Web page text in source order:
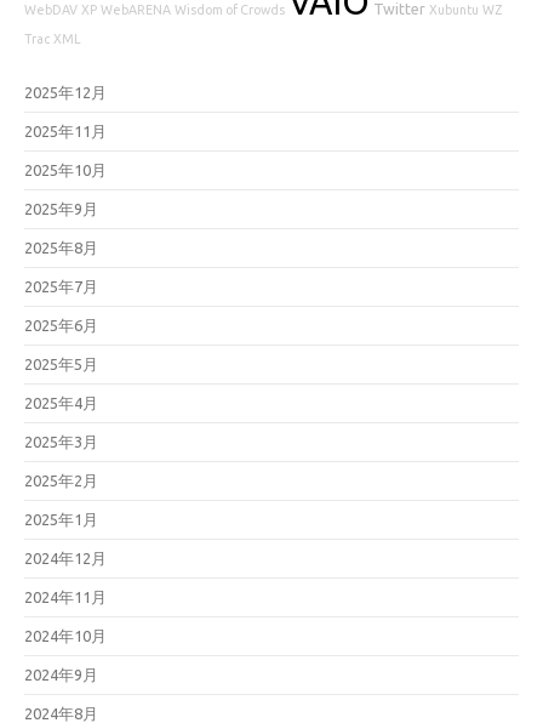
WebDAV XP WebARENA Wisdom of Crowds Twitter Xubuntu WZ
Trac XML
2025年12月
2025年11月
2025年10月
2025年9月
2025年8月
2025年7月
2025年6月
2025年5月
2025年4月
2025年3月
2025年2月
2025年1月
2024年12月
2024年11月
2024年10月
2024年9月
2024年8月